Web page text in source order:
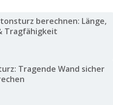
berechnen: Länge,
Tragfähigkeit
Tragende Wand sicher